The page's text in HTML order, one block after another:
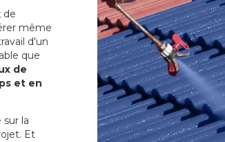
de
même
d'un
que
de
et en
la
Et